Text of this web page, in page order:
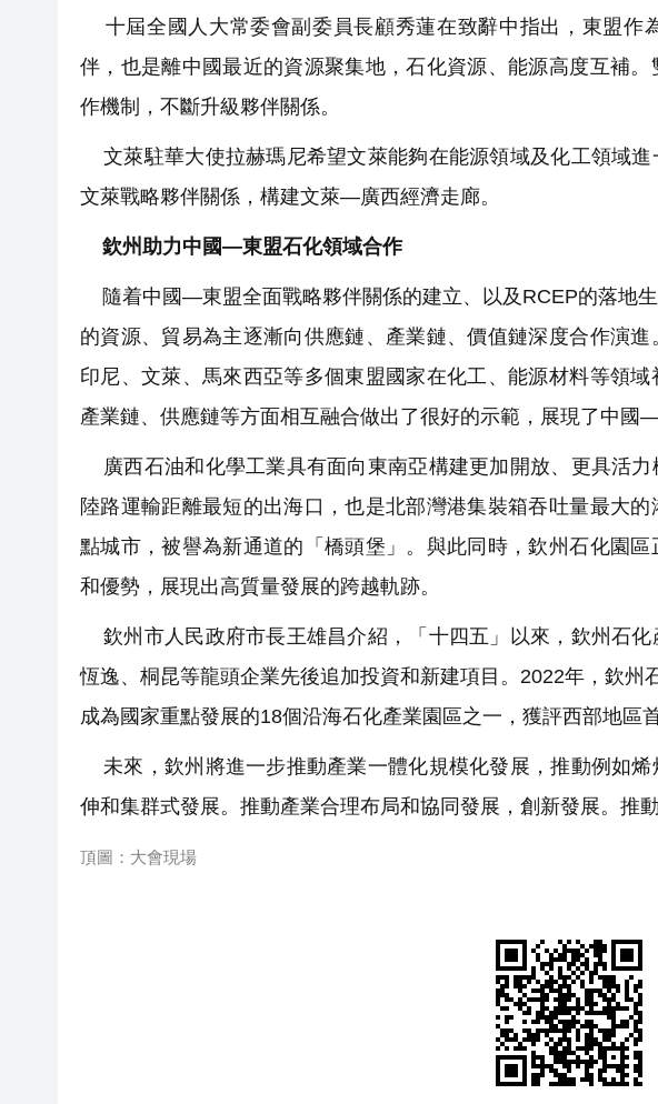
十屆全國人大常委會副委員長顧秀蓮在致辭中指出，東盟作
伴，也是離中國最近的資源聚集地，石化資源、能源高度互補
作機制，不斷升級夥伴關係。
文萊駐華大使拉赫瑪尼希望文萊能夠在能源領域及化工領域
文萊戰略夥伴關係，構建文萊—廣西經濟走廊。
欽州助力中國—東盟石化領域合作
隨着中國—東盟全面戰略夥伴關係的建立、以及RCEP的落地
的資源、貿易為主逐漸向供應鏈、產業鏈、價值鏈深度合作演
印尼、文萊、馬來西亞等多個東盟國家在化工、能源材料等領
產業鏈、供應鏈等方面相互融合做出了很好的示範，展現了中國
廣西石油和化學工業具有面向東南亞構建更加開放、更具活
陸路運輸距離最短的出海口，也是北部灣港集裝箱吞吐量最大
點城市，被譽為新通道的「橋頭堡」。與此同時，欽州石化園
和優勢，展現出高質量發展的跨越軌跡。
欽州市人民政府市長王雄昌介紹，「十四五」以來，欽州石化
恆逸、桐昆等龍頭企業先後追加投資和新建項目。2022年，欽州
成為國家重點發展的18個沿海石化產業園區之一，獲評西部地區
未來，欽州將進一步推動產業一體化規模化發展，推動例如
伸和集群式發展。推動產業合理布局和協同發展，創新發展。推
頂圖：大會現場